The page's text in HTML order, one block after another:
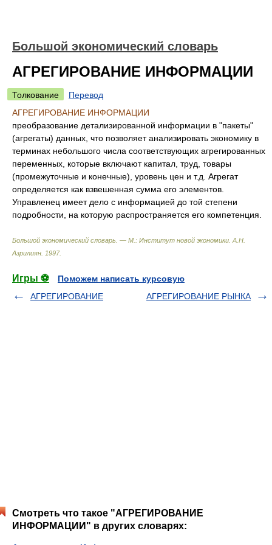
Большой экономический словарь
АГРЕГИРОВАНИЕ ИНФОРМАЦИИ
Толкование
Перевод
АГРЕГИРОВАНИЕ ИНФОРМАЦИИ
преобразование детализированной информации в "пакеты"
(агрегаты) данных, что позволяет анализировать экономику в
терминах небольшого числа соответствующих агрегированных
переменных, которые включают капитал, труд, товары
(промежуточные и конечные), уровень цен и т.д. Агрегат
определяется как взвешенная сумма его элементов.
Управленец имеет дело с информацией до той степени
подробности, на которую распространяется его компетенция.
Большой экономический словарь. — М.: Институт новой экономики А.Н.
Азрилиян 1997.
Игры ⚽
Поможем написать курсовую
АГРЕГИРОВАНИЕ
АГРЕГИРОВАНИЕ РЫНКА
Смотреть что такое "АГРЕГИРОВАНИЕ
ИНФОРМАЦИИ" в других словарях: